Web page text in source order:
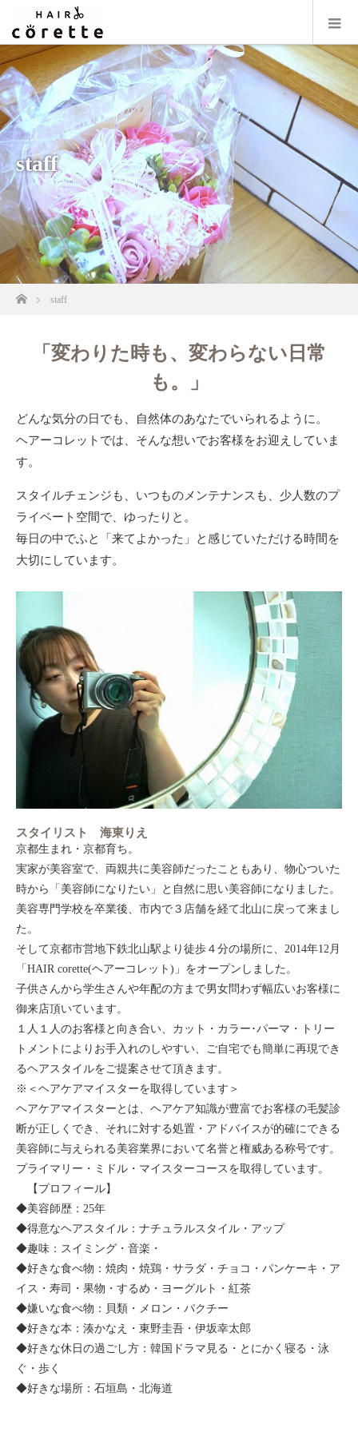
staff
staff
「変わりた時も、変わらない日常
も。」
どんな気分の日でも、自然体のあなたでいられるように。
ヘアーコレットでは、そんな想いでお客様をお迎えしていま
す。
スタイルチェンジも、いつものメンテナンスも、少人数のプ
ライベート空間で、ゆったりと。
毎日の中でふと「来てよかった」と感じていただける時間を
大切にしています。
スタイリスト 海東りえ
京都生まれ・京都育ち。
実家が美容室で、両親共に美容師だったこともあり、物心ついた
時から「美容師になりたい」と自然に思い美容師になりました。
美容専門学校を卒業後、市内で３店舗を経て北山に戻って来まし
た。
そして京都市営地下鉄北山駅より徒歩４分の場所に、2014年12月
「HAIR corette(ヘアーコレット)」をオープンしました。
子供さんから学生さんや年配の方まで男女問わず幅広いお客様に
御来店頂いています。
１人１人のお客様と向き合い、カット・カラー･パーマ・トリー
トメントによりお手入れのしやすい、ご自宅でも簡単に再現でき
るヘアスタイルをご提案させて頂きます。
※＜ヘアケアマイスターを取得しています＞
ヘアケアマイスターとは、ヘアケア知識が豊富でお客様の毛髪診
断が正しくでき、それに対する処置・アドバイスが的確にできる
美容師に与えられる美容業界において名誉と権威ある称号です。
プライマリー・ミドル・マイスターコースを取得しています。
【プロフィール】
◆美容師歴：25年
◆得意なヘアスタイル：ナチュラルスタイル・アップ
◆趣味：スイミング・音楽・
◆好きな食べ物：焼肉・焼鶏・サラダ・チョコ・パンケーキ・ア
イス・寿司・果物・するめ・ヨーグルト・紅茶
◆嫌いな食べ物：貝類・メロン・パクチー
◆好きな本：湊かなえ・東野圭吾・伊坂幸太郎
◆好きな休日の過ごし方：韓国ドラマ見る・とにかく寝る・泳
ぐ・歩く
◆好きな場所：石垣島・北海道